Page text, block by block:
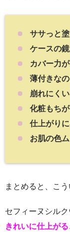
ササっと
ケースの
カバー力
薄付きな
崩れにくい
化粧もち
仕上がり
お肌の色
まとめると、こ
セフィーヌシル
きれいに仕上がる